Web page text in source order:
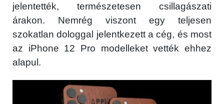
jelentették, természetesen csillagászati
árakon. Nemrég viszont egy teljesen
szokatlan dologgal jelentkezett a cég, és most
az iPhone 12 Pro modelleket vették ehhez
alapul.